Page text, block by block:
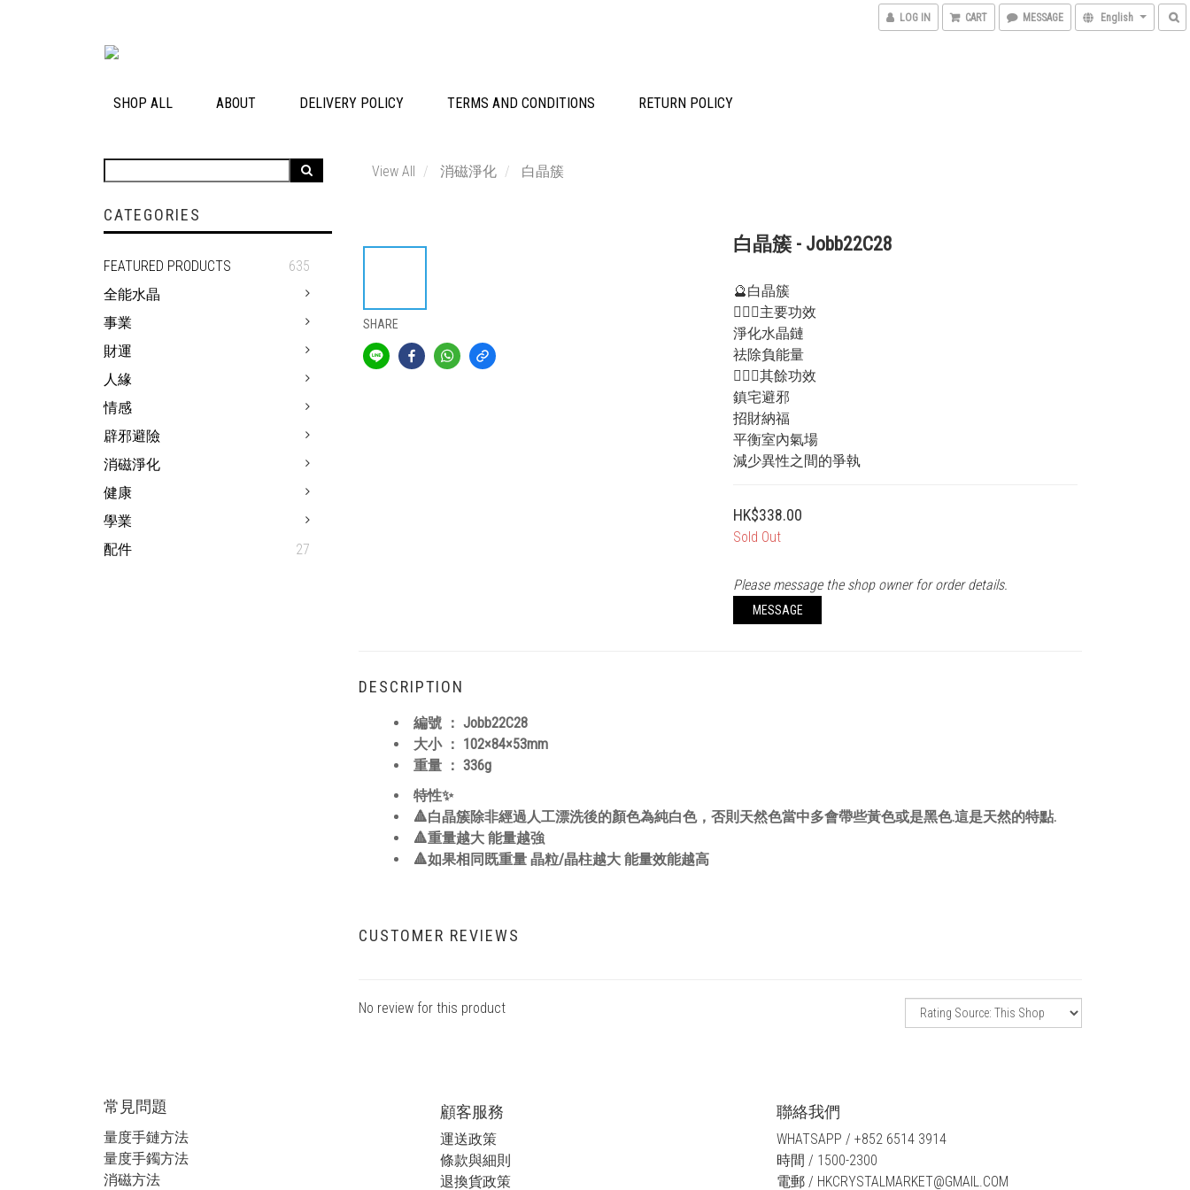
LOG IN CART MESSAGE English
SHOP ALL ABOUT DELIVERY POLICY TERMS AND CONDITIONS RETURN POLICY
CATEGORIES
FEATURED PRODUCTS
635
全能水晶
事業
財運
人緣
情感
辟邪避險
消磁淨化
健康
學業
配件
27
View All 消磁淨化 白晶簇
SHARE
白晶簇 - Jobb22C28
🔮白晶簇
💁🏻‍♀️主要功效
淨化水晶鏈
祛除負能量
💁🏻‍♂️其餘功效
鎮宅避邪
招財納福
平衡室內氣場
減少異性之間的爭執
HK$338.00
Sold Out
Please message the shop owner for order details.
MESSAGE
DESCRIPTION
編號 ： Jobb22C28
大小 ： 102×84×53mm
重量 ： 336g
特性✨
🔺白晶簇除非經過人工漂洗後的顏色為純白色，否則天然色當中多會帶些黃色或是黑色.這是天然的特點.
🔺重量越大 能量越強
🔺如果相同既重量 晶粒/晶柱越大 能量效能越高
CUSTOMER REVIEWS
No review for this product
常見問題
量度手鏈方法
量度手鐲方法
消磁方法
顧客服務
運送政策
條款與細則
退換貨政策
聯絡我們
WHATSAPP / +852 6514 3914
時間 / 1500-2300
電郵 / HKCRYSTALMARKET@GMAIL.COM